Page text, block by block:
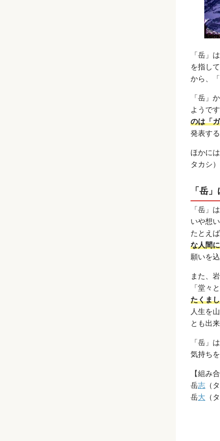
「岳」
を指し
から、
「岳」
ようで
のは「
発表す
ほかに
タカシ
「岳
「岳」
いや想
たとえ
な人間
願いを
また、
「堂々
たくま
人生を
とも出
「岳」
気持ち
【組み
岳志 （
岳大 （